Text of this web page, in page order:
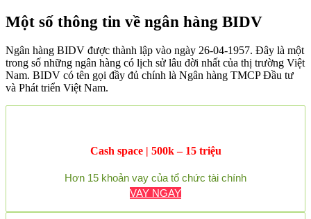
Một số thông tin về ngân hàng BIDV
Ngân hàng BIDV được thành lập vào ngày 26-04-1957. Đây là một
trong số những ngân hàng có lịch sử lâu đời nhất của thị trường Việt
Nam. BIDV có tên gọi đầy đủ chính là Ngân hàng TMCP Đầu tư
và Phát triển Việt Nam.
Cash space | 500k – 15 triệu
Hơn 15 khoản vay của tổ chức tài chính
VAY NGAY